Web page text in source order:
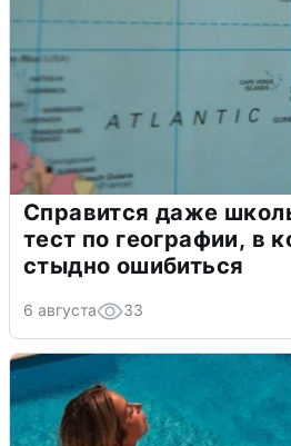
Справится даже
тест по географии, в
стыдно ошибиться
6 августа 33